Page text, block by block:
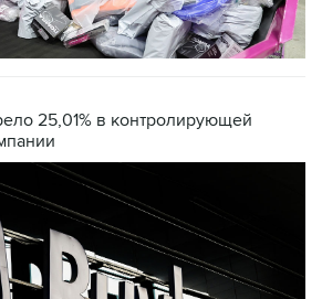
25,01% в контролирующей